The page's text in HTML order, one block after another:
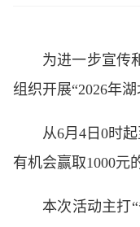
为进一步宣传
组织开展“2026年
从6月4日0时
有机会赢取1000元
本次活动主打